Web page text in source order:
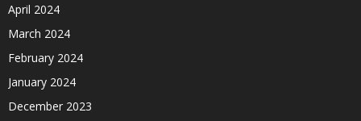
April 2024
March 2024
February 2024
January 2024
December 2023